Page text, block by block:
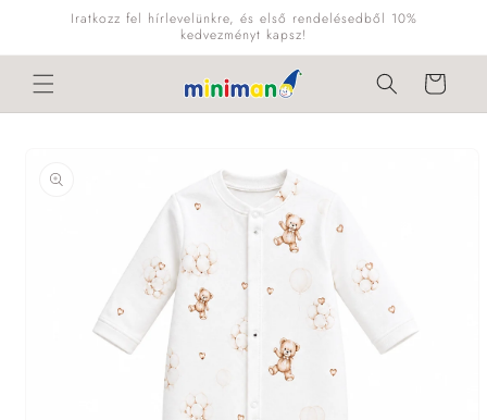
Ugrás aIratkozz fel hírlevelünkre, és első rendelésedből 10%
kedvezményt kapsz!
Kosár
ugrás a
termékadatokra